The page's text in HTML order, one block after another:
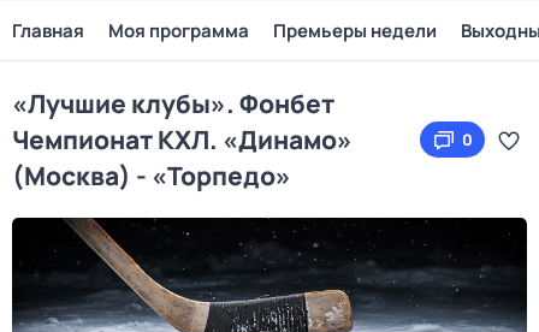
Главная Моя программа Премьеры недели
«Лучшие клубы». Фонбет
Чемпионат КХЛ. «Динамо»
(Москва) - «Торпедо»
0